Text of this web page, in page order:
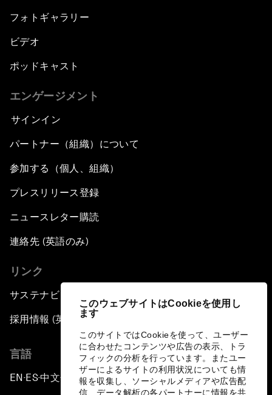
このウェブサイトはCookieを使用し
ます
このサイトではCookieを使って、ユーザー
に合わせたコンテンツや広告の表示、トラ
フィックの分析を行っています。またユー
ザーによるサイトの利用状況についても情
報を収集し、ソーシャルメディアや広告配
信、データ解析の各パートナーに情報を共
フォトギャラリー
ビデオ
ポッドキャスト
エンゲージメント
サインイン
パートナー（組織）について
参加する（個人、組織）
プレスリリース登録
ニュースレター購読
連絡先 (英語のみ)
リンク
サステナビリティへの取り組み
採用情報 (英語のみ)
言語
EN ▪ ES▪中文▪ 日本語